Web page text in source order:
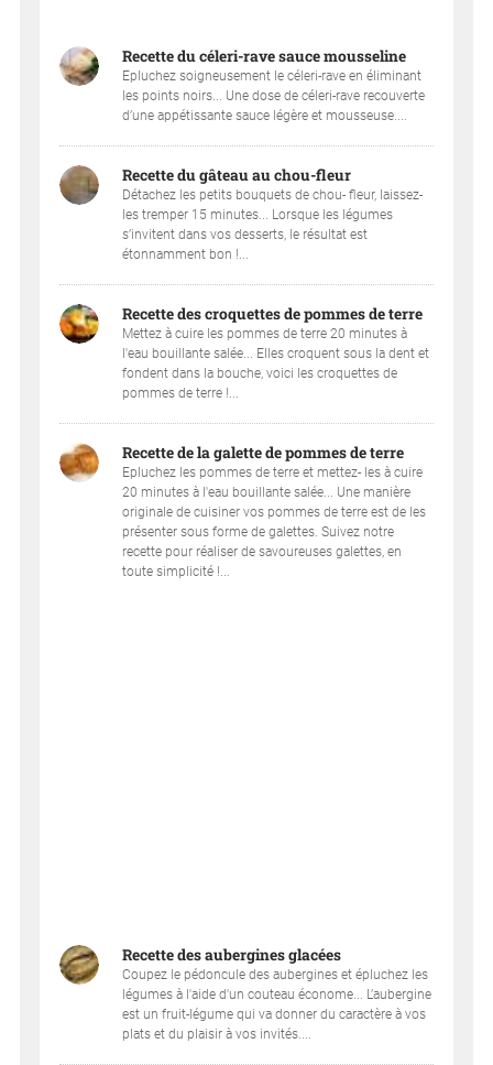
Recette du céleri-rave sauce mousseline
Epluchez soigneusement le céleri-rave en éliminant
les points noirs... Une dose de céleri-rave recouverte
d’une appétissante sauce légère et mousseuse....
Recette du gâteau au chou-fleur
Détachez les petits bouquets de chou- fleur, laissez-
les tremper 15 minutes... Lorsque les légumes
s’invitent dans vos desserts, le résultat est
étonnamment bon !...
Recette des croquettes de pommes de terre
Mettez à cuire les pommes de terre 20 minutes à
l'eau bouillante salée... Elles croquent sous la dent et
fondent dans la bouche, voici les croquettes de
pommes de terre !...
Recette de la galette de pommes de terre
Epluchez les pommes de terre et mettez- les à cuire
20 minutes à l'eau bouillante salée... Une manière
originale de cuisiner vos pommes de terre est de les
présenter sous forme de galettes. Suivez notre
recette pour réaliser de savoureuses galettes, en
toute simplicité !...
Recette des aubergines glacées
Coupez le pédoncule des aubergines et épluchez les
légumes à l'aide d'un couteau économe... L’aubergine
est un fruit-légume qui va donner du caractère à vos
plats et du plaisir à vos invités....